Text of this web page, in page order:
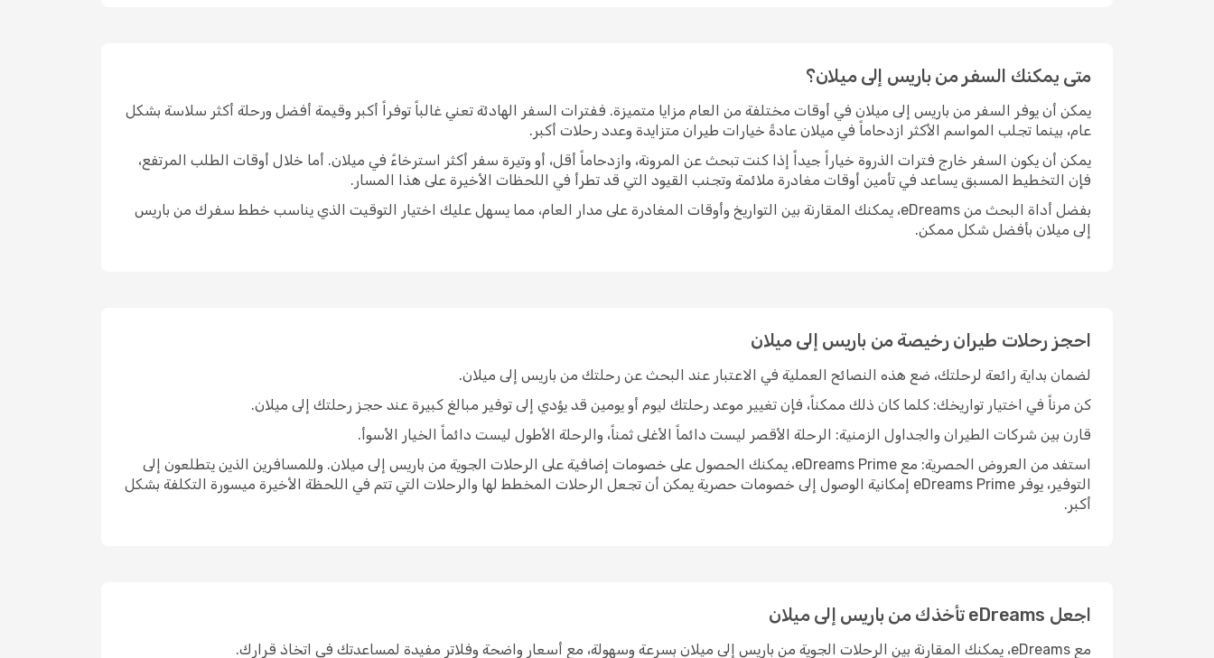
متى يمكنك السفر من باريس إلى ميلان؟
يمكن أن يوفر السفر من باريس إلى ميلان في أوقات مختلفة من العام مزايا متميزة. ففترات السفر الهادئة تعني غالباً توفراً أكبر وقيمة أفضل ورحلة أكثر سلاسة بشكل
عام، بينما تجلب المواسم الأكثر ازدحاماً في ميلان عادةً خيارات طيران متزايدة وعدد رحلات أكبر.
يمكن أن يكون السفر خارج فترات الذروة خياراً جيداً إذا كنت تبحث عن المرونة، وازدحاماً أقل، أو وتيرة سفر أكثر استرخاءً في ميلان. أما خلال أوقات الطلب المرتفع،
فإن التخطيط المسبق يساعد في تأمين أوقات مغادرة ملائمة وتجنب القيود التي قد تطرأ في اللحظات الأخيرة على هذا المسار.
بفضل أداة البحث من eDreams، يمكنك المقارنة بين التواريخ وأوقات المغادرة على مدار العام، مما يسهل عليك اختيار التوقيت الذي يناسب خطط سفرك من باريس
إلى ميلان بأفضل شكل ممكن.
احجز رحلات طيران رخيصة من باريس إلى ميلان
لضمان بداية رائعة لرحلتك، ضع هذه النصائح العملية في الاعتبار عند البحث عن رحلتك من باريس إلى ميلان.
كن مرناً في اختيار تواريخك: كلما كان ذلك ممكناً، فإن تغيير موعد رحلتك ليوم أو يومين قد يؤدي إلى توفير مبالغ كبيرة عند حجز رحلتك إلى ميلان.
قارن بين شركات الطيران والجداول الزمنية: الرحلة الأقصر ليست دائماً الأغلى ثمناً، والرحلة الأطول ليست دائماً الخيار الأسوأ.
استفد من العروض الحصرية: مع eDreams Prime، يمكنك الحصول على خصومات إضافية على الرحلات الجوية من باريس إلى ميلان. وللمسافرين الذين يتطلعون إلى
التوفير، يوفر eDreams Prime إمكانية الوصول إلى خصومات حصرية يمكن أن تجعل الرحلات المخطط لها والرحلات التي تتم في اللحظة الأخيرة ميسورة التكلفة بشكل
أكبر.
اجعل eDreams تأخذك من باريس إلى ميلان
مع eDreams، يمكنك المقارنة بين الرحلات الجوية من باريس إلى ميلان بسرعة وسهولة، مع أسعار واضحة وفلاتر مفيدة لمساعدتك في اتخاذ قرارك.